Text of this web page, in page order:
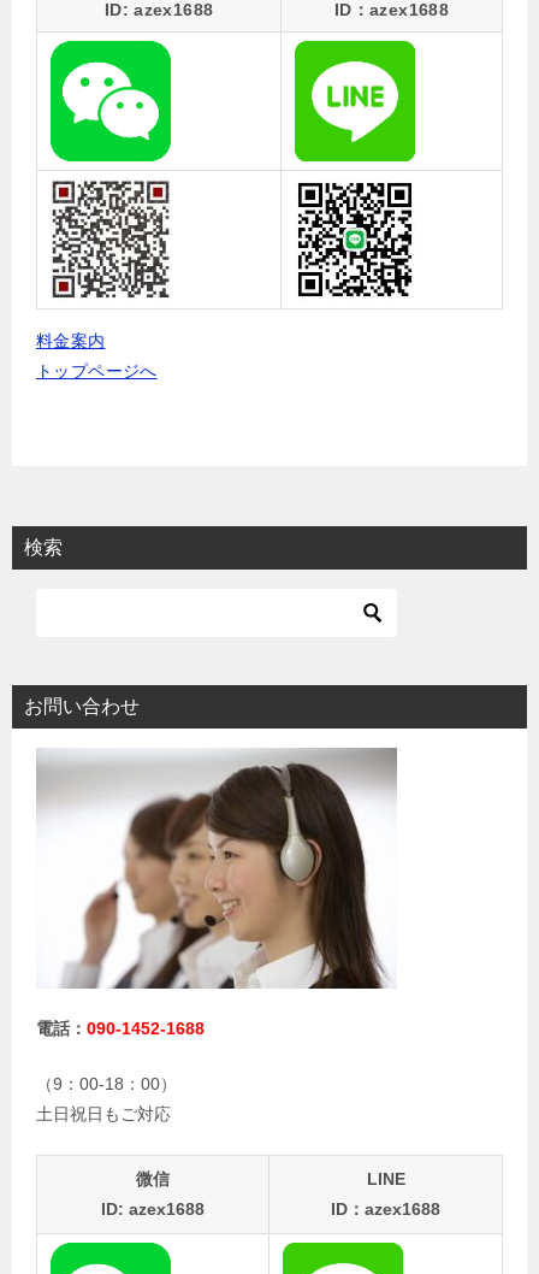
ID: azex1688 ID：azex1688
料金案内
トップページへ
検索
お問い合わせ
電話： 090-1452-1688
（9：00-18：00）
土日祝日もご対応
微信
ID: azex1688
LINE
ID：azex1688